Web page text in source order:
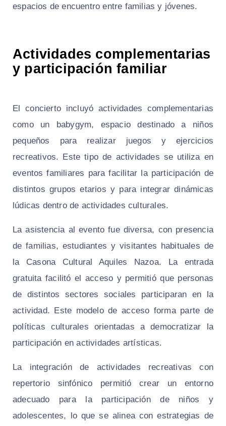
espacios de encuentro entre familias y jóvenes.
Actividades complementarias
y participación familiar
El concierto incluyó actividades complementarias
como un babygym, espacio destinado a niños
pequeños para realizar juegos y ejercicios
recreativos. Este tipo de actividades se utiliza en
eventos familiares para facilitar la participación de
distintos grupos etarios y para integrar dinámicas
lúdicas dentro de actividades culturales.
La asistencia al evento fue diversa, con presencia
de familias, estudiantes y visitantes habituales de
la Casona Cultural Aquiles Nazoa. La entrada
gratuita facilitó el acceso y permitió que personas
de distintos sectores sociales participaran en la
actividad. Este modelo de acceso forma parte de
políticas culturales orientadas a democratizar la
participación en actividades artísticas.
La integración de actividades recreativas con
repertorio sinfónico permitió crear un entorno
adecuado para la participación de niños y
adolescentes, lo que se alinea con estrategias de